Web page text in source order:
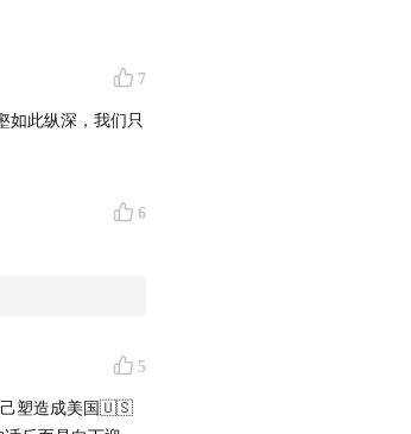
7
如此纵深，我们只
6
5
己塑造成美国🇺🇸